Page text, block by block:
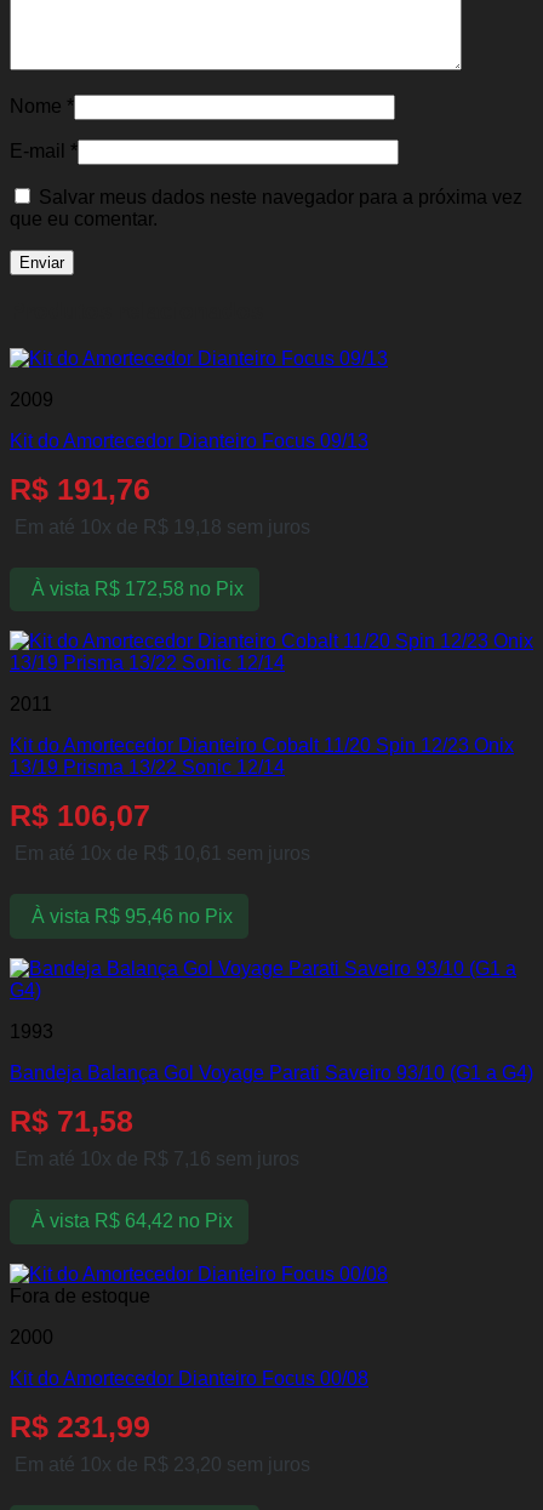
Nome *
E-mail *
Salvar meus dados neste navegador para a próxima vez
que eu comentar.
2009
Kit do Amortecedor Dianteiro Focus 09/13
R$ 191,76
Em até 10x de R$ 19,18 sem juros
À vista R$172,58 no Pix
2011
Kit do Amortecedor Dianteiro Cobalt 11/20 Spin 12/23 Onix
13/19 Prisma 13/22 Sonic 12/14
R$ 106,07
Em até 10x de R$ 10,61 sem juros
À vista R$95,46 no Pix
1993
Bandeja Balança Gol Voyage Parati Saveiro 93/10 (G1 a G4)
R$ 71,58
Em até 10x de R$ 7,16 sem juros
À vista R$64,42 no Pix
Fora de estoque
2000
Kit do Amortecedor Dianteiro Focus 00/08
R$ 231,99
Em até 10x de R$ 23,20 sem juros